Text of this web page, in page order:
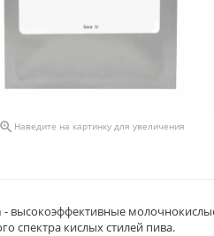
 Наведите на картинку для увеличения
- высокоэффективные
спектра кислых стилей пива.